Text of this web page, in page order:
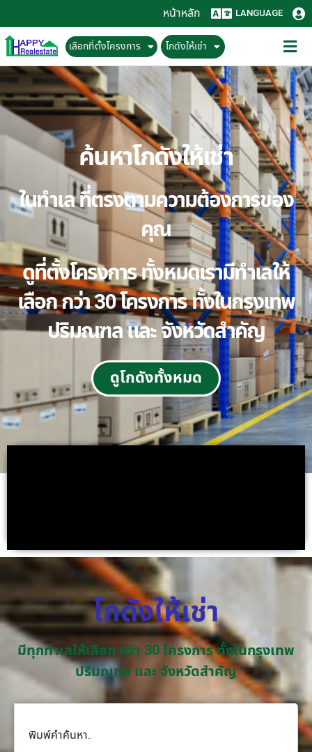
หน้าหลัก LANGUAGE
เลือกที่ตั้งโครงการ โกดังให้เช่า
ค้นหาโกดังให้เช่า
ในทำเล ที่ตรงตามความต้องการของ
คุณ
ดูที่ตั้งโครงการ ทั้งหมดเรามีทำเลให้
เลือก กว่า 30 โครงการ ทั้งในกรุงเทพ
ปริมณฑล และ จังหวัดสำคัญ
ดูโกดังทั้งหมด
โกดังให้เช่า
มีทุกทำเลให้เลือก กว่า 30 โครงการ ทั้งในกรุงเทพ
ปริมณฑล และ จังหวัดสำคัญ
พิมพ์คำค้นหา..